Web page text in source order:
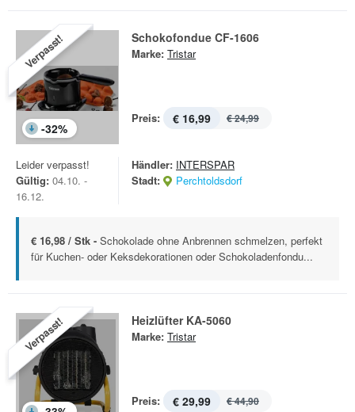
Verpasst!
-32%
Schokofondue CF-1606
Marke: Tristar
Preis: € 16,99 € 24,99
Leider verpasst!
Gültig: 04.10. -
16.12.
Händler: INTERSPAR
Stadt:
Perchtoldsdorf
€ 16,98 / Stk - Schokolade ohne Anbrennen schmelzen, perfekt
für Kuchen- oder Keksdekorationen oder Schokoladenfondu...
Verpasst! Heizlüfter KA-5060
Marke: Tristar
Preis: € 29,99 € 44,90